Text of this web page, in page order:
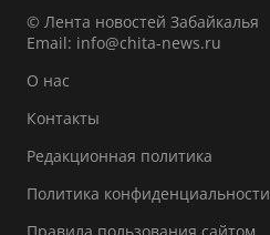
© Лента новостей Забайкалья
Email: info@chita-news.ru
О нас
Контакты
Редакционная политика
Политика конфиденциальности